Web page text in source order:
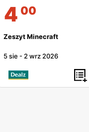
4 00
Zeszyt Minecraft
5 sie - 2 wrz 2026